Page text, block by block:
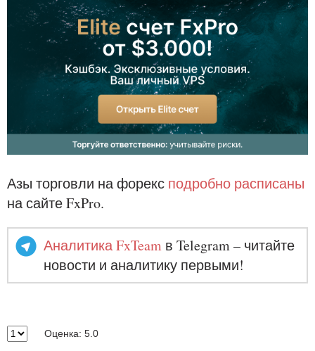
Азы торговли на форекс подробно расписаны
на сайте FxPro.
Аналитика FxTeam в Telegram – читайте
новости и аналитику первыми!
Оценка: 5.0